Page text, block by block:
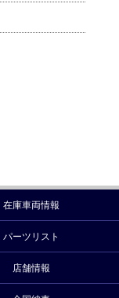
在庫車両情報
パーツリスト
店舗情報